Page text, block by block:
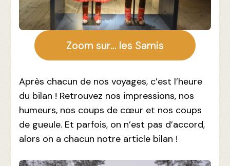
Zoom sur… les Samis
Après chacun de nos voyages, c’est l’heure
du bilan ! Retrouvez nos impressions, nos
humeurs, nos coups de cœur et nos coups
de gueule. Et parfois, on n’est pas d’accord,
alors on a chacun notre article bilan !